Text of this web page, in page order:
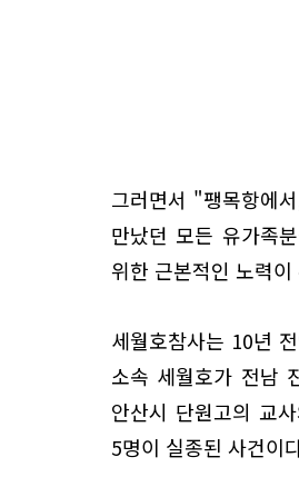
그러면서 "팽목항에
만났던 모든 유가족
위한 근본적인 노력
세월호참사는 10년
소속 세월호가 전남
안산시 단원고의 교
5명이 실종된 사건이